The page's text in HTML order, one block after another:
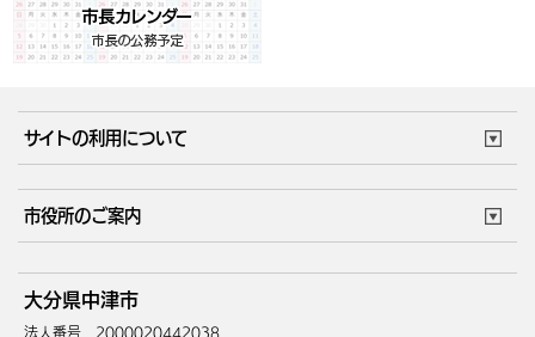
サイトの利用について
サイトマップ
市役所のご案内
庁舎地図 組織案内
中津市へのアクセス
大分県中津市
法人番号 2000020442038